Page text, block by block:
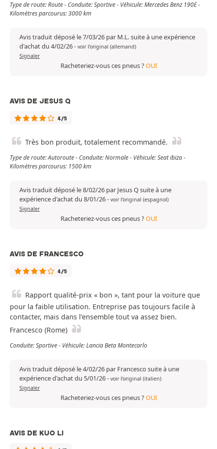
Type de route: Route - Conduite: Sportive - Véhicule: Mercedes Benz 190E -
Kilomètres parcourus: 3000 km
Avis traduit déposé le 7/03/26 par M.L. suite à une expérience
d'achat du 4/02/26- voir l'original (allemand)
Signaler
Racheteriez-vous ces pneus ?OUI
AVIS DE JESUS Q
4/5
Très bon produit, totalement recommandé.
Type de route: Autoroute - Conduite: Normale - Véhicule: Seat ibiza -
Kilomètres parcourus: 1500 km
Avis traduit déposé le 8/02/26 par Jesus Q suite à une
expérience d'achat du 8/01/26- voir l'original (espagnol)
Signaler
Racheteriez-vous ces pneus ?OUI
AVIS DE FRANCESCO
4/5
Rapport qualité-prix « bon », tant pour la voiture que
pour la faible utilisation. Entreprise pas toujours facile à
contacter, mais dans l’ensemble tout va assez bien.
Francesco (Rome)
Conduite: Sportive - Véhicule: Lancia Beta Montecarlo
Avis traduit déposé le 4/02/26 par Francesco suite à une
expérience d'achat du 5/01/26- voir l'original (italien)
Signaler
Racheteriez-vous ces pneus ?OUI
AVIS DE KUO LI